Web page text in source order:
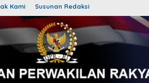
Kami Susunan Redaksi